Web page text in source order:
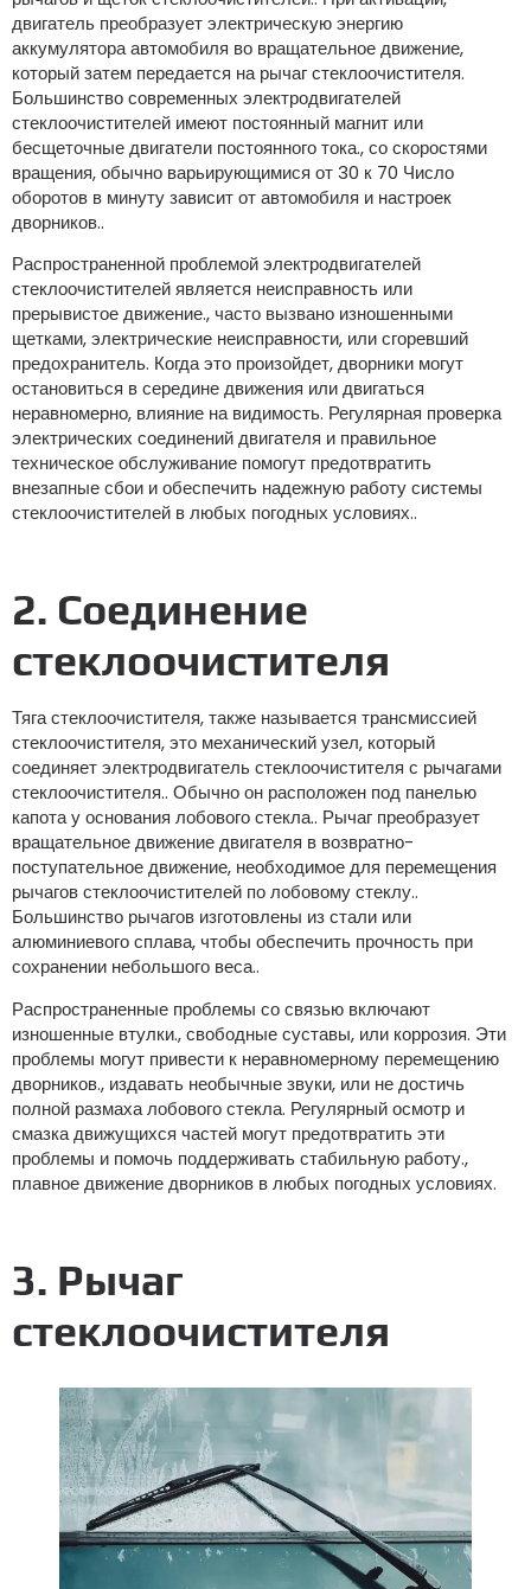
двигатель преобразует электрическую энергию
аккумулятора автомобиля во вращательное движение,
который затем передается на рычаг стеклоочистителя.
Большинство современных электродвигателей
стеклоочистителей имеют постоянный магнит или
бесщеточные двигатели постоянного тока., со скоростями
вращения, обычно варьирующимися от 30 к 70 Число
оборотов в минуту зависит от автомобиля и настроек
дворников..
Распространенной проблемой электродвигателей
стеклоочистителей является неисправность или
прерывистое движение., часто вызвано изношенными
щетками, электрические неисправности, или сгоревший
предохранитель. Когда это произойдет, дворники могут
остановиться в середине движения или двигаться
неравномерно, влияние на видимость. Регулярная проверка
электрических соединений двигателя и правильное
техническое обслуживание помогут предотвратить
внезапные сбои и обеспечить надежную работу системы
стеклоочистителей в любых погодных условиях..
2. Соединение
стеклоочистителя
Тяга стеклоочистителя, также называется трансмиссией
стеклоочистителя, это механический узел, который
соединяет электродвигатель стеклоочистителя с рычагами
стеклоочистителя.. Обычно он расположен под панелью
капота у основания лобового стекла.. Рычаг преобразует
вращательное движение двигателя в возвратно-
поступательное движение, необходимое для перемещения
рычагов стеклоочистителей по лобовому стеклу..
Большинство рычагов изготовлены из стали или
алюминиевого сплава, чтобы обеспечить прочность при
сохранении небольшого веса..
Распространенные проблемы со связью включают
изношенные втулки., свободные суставы, или коррозия. Эти
проблемы могут привести к неравномерному перемещению
дворников., издавать необычные звуки, или не достичь
полной размаха лобового стекла. Регулярный осмотр и
смазка движущихся частей могут предотвратить эти
проблемы и помочь поддерживать стабильную работу.,
плавное движение дворников в любых погодных условиях.
3. Рычаг
стеклоочистителя